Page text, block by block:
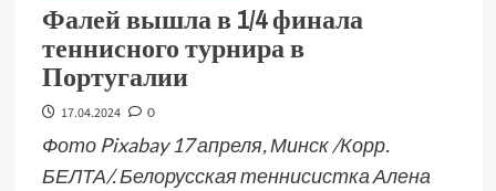
Фалей вышла в 1/4 финала
теннисного турнира в
Португалии
17.04.2024 0
Фото Pixabay 17 апреля, Минск /Корр.
БЕЛТА/. Белорусская теннисистка Алена